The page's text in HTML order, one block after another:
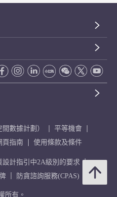
數據計劃）
平等機會
頁指南 使用條款及條件
計指引中2A級別的要求
防貪諮詢服務(CPAS)
所有。